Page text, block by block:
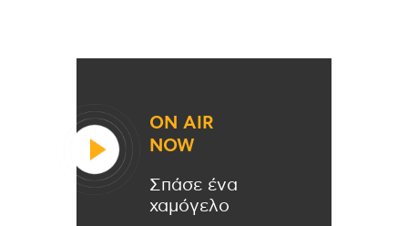
ON AIR
NOW
Σπάσε ένα
χαμόγελο